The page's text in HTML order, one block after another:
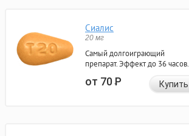
Сиалис
20 мг
Самый долгоиграющий
препарат. Эффект до 36 часов.
от 70Р Купить